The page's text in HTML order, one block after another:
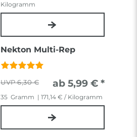
Kilogramm
Nekton Multi-Rep
6,30 € ab 5,99 € *
35 Gramm | 171,14 € / Kilogramm